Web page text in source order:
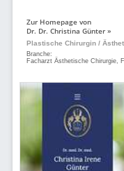
Zur Homepage von
Dr. Dr. Christina Günter »
Plastische Chirurgin /
Branche:
Facharzt Ästhetische Chirurgie,